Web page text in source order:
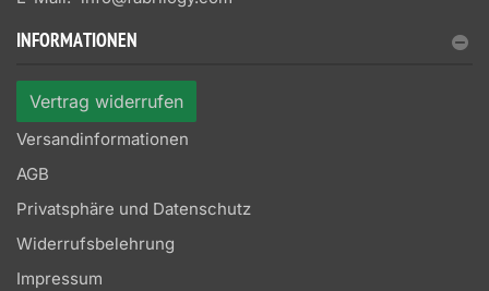
INFORMATIONEN
Vertrag widerrufen
Versandinformationen
AGB
Privatsphäre und Datenschutz
Widerrufsbelehrung
Impressum